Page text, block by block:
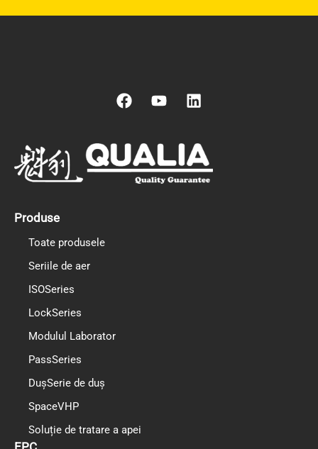
F
a
e
b
o
Y
o
t
u
b
e
L
i
k
e
d
i
Produse
Toate produsele
Seriile de aer
ISOSeries
LockSeries
Modulul Laborator
PassSeries
DușSerie de duș
SpaceVHP
Soluție de tratare a apei